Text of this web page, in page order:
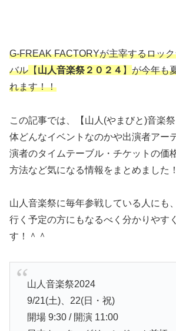
G-FREAK FACTORYが主宰するロッ
バル 【 山人音楽祭２０２４ 】 が今年も
れます！！
この記事では、【山人(やまびと)音楽
体どんなイベントなのかや出演者アー
演者のタイムテーブル・チケットの価
方法など気になる情報をまとめました！
山人音楽祭に毎年参戦している人にも
行く予定の方にもなるべく分かりやす
す！＾＾
山人音楽祭2024
9/21(土)、22(日・祝)
開場 9:30 / 開演 11:00